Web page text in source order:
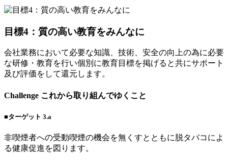
目標4：質の高い教育をみんなに
会社業務において必要な知識、技術、安全の向上の為に必要
な研修・教育を行い個別に教育目標を掲げると共にサポート
及び評価をして還元します。
Challenge これから取り組んでゆくこと
■ターゲット 3.a
非喫煙者への受動喫煙の機会を無くすとともに脱タバコによ
る健康促進を図ります。